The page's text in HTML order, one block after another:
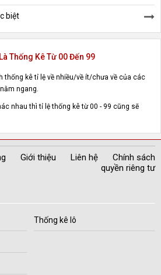
biệt
Thống Kê Từ 00 Đến 99
thống kê tỉ lệ về nhiều/về ít/chưa về của các
ngang.
nhau thì tỉ lệ thống kê từ 00 - 99 cũng sẽ
Giới thiệu Liên hệ
Chính sách
quyền riêng tư
Thống kê lô